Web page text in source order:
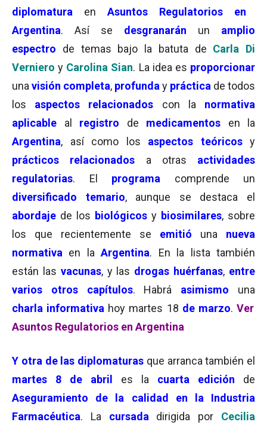
diplomatura en
Asuntos Regulatorios en
Argentina. Así se desgranarán un amplio
espectro
de temas bajo la batuta de Carla Di
Verniero y Carolina Sian. La idea es proporcionar
una visión completa, profunda y práctica de todos
los aspectos relacionados con la normativa
aplicable al registro de medicamentos
en la
Argentina, así como los aspectos teóricosy
prácticos relacionados a otras actividades
regulatorias. El programa
comprende un
diversificado temario, aunque se destaca el
abordaje de los biológicos y biosimilares, sobre
los que recientemente se emitió una nueva
normativa en laArgentina. En la lista también
están las vacunas, y las drogas huérfanas, entre
varios otros capítulos. Habrá asimismo
una
charla informativa hoy martes 18 de marzo. Ver
Asuntos Regulatorios en Argentina
Y otra de las diplomaturas que arranca también el
martes 8 de abril
es la cuarta edición de
Aseguramiento de la calidad en la Industria
Farmacéutica. La cursada dirigida por Cecilia